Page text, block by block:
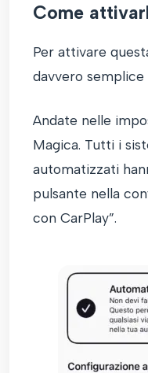
Come
Per attivare
davvero semplice
Andate nelle
Magica. Tutti i
automatizzati
pulsante nella
con CarPlay”.